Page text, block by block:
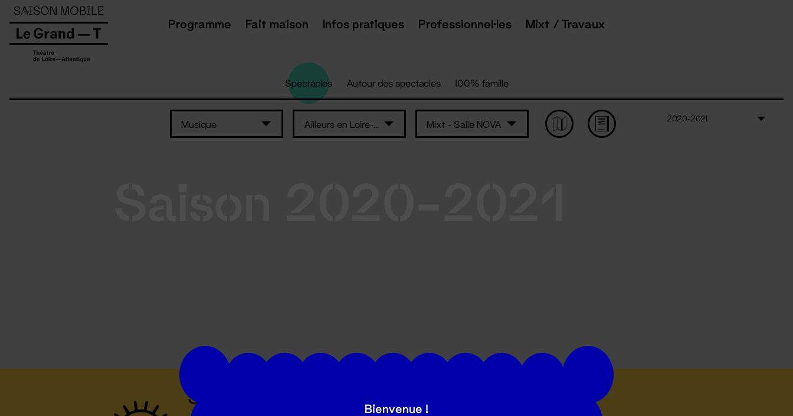
Programme Fait maison Infos pratiques Professionnel·les Mixt / Travaux
Spectacles Autour des spectacles 100% famille
Musique Ailleurs en Loire-Atlantique Mixt - Salle NOVA
2020-2021
Suivez toutes les actualités du Grand T :
Panneau de gestion des cookies
Bienvenue !